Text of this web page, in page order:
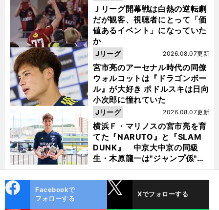
Ｊリーグ開幕戦は白熱の逆転劇
だが観客、視聴者にとって「価
値あるイベント」になっていた
か
宮市亮のアーセナル時代の同僚
ウォルコットは『ドラゴンボー
ル』が大好き ポドルスキは日向
小次郎に憧れていた
2026.08.07更新
Jリーグ
横浜Ｆ・マリノスの宮市亮を育
てた『NARUTO』と『SLAM
DUNK』 中京大中京の同級
生・木原龍一は"ジャンプ係"だ
った
2026.08.07更新
Jリーグ
ok
Facebookで
フォローする
Xでフォローする